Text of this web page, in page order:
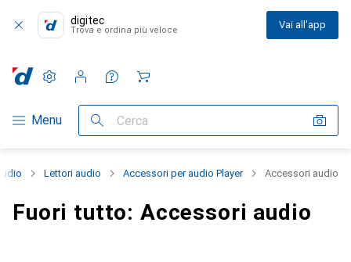
digitec
Trova e ordina più veloce Vai all'app
Categoria Navigazione
Menu Cerca
Impostazioni
Conto cliente
Liste di confronto
Liste dei desideri
Carrello
Lettori audio Accessori per audio Player Accessori audio
Fuori tutto: Accessori audio